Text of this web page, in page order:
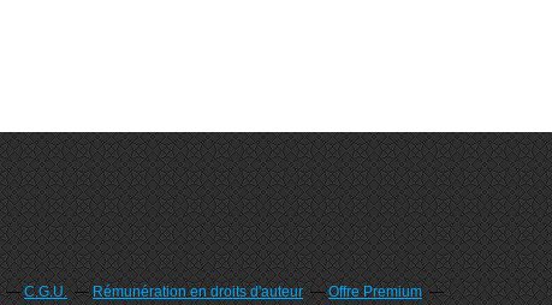
C.G.U. Rémunération en droits d'auteur
Offre Premium